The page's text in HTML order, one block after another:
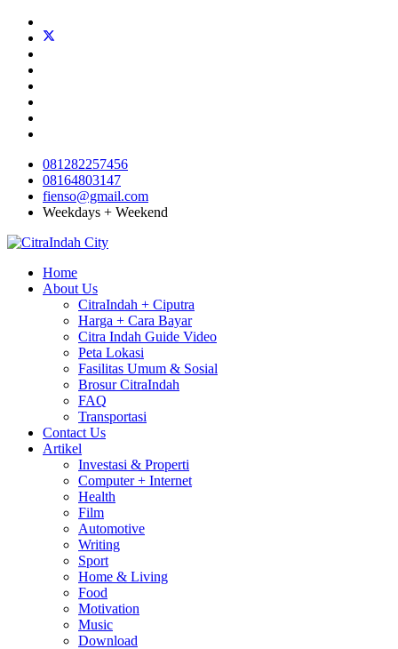
081282257456
08164803147
fienso@gmail.com
Weekdays + Weekend
Home
About Us
CitraIndah + Ciputra
Harga + Cara Bayar
Citra Indah Guide Video
Peta Lokasi
Fasilitas Umum & Sosial
Brosur CitraIndah
FAQ
Transportasi
Contact Us
Artikel
Investasi & Properti
Computer + Internet
Health
Film
Automotive
Writing
Sport
Home & Living
Food
Motivation
Music
Download